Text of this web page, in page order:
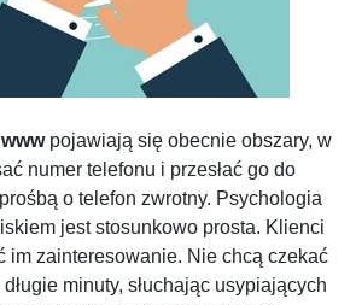
pojawiają się obecnie obszary, w
numer telefonu i przesłać go do
o telefon zwrotny. Psychologia
jest stosunkowo prosta. Klienci
im zainteresowanie. Nie chcą czekać
minuty, słuchając usypiających